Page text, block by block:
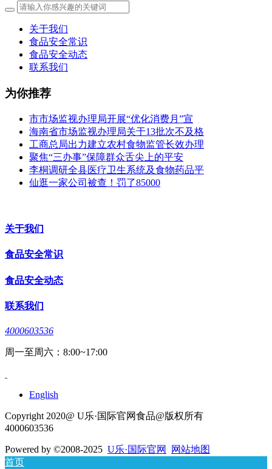
关于我们
食品安全常识
食品安全动态
联系我们
为你推荐
市市场监视办理局开展“优化消费月”宣
海南省市场监视办理局关于13批次不及格
工商总局出力建立农村食物监管长效办理
聚焦“三办事”保障群众舌尖上的平安
李桐调研全县医疗卫生系统及食物药品平
仙逛一家公司被查！罚了85000
关于我们
食品安全常识
食品安全动态
联系我们
4000603536
周一至周六：8:00~17:00
English
Copyright 2020@ U乐·国际官网食品@版权所有
4000603536
Powered by ©2008-2025 U乐·国际官网
网站地图
首页